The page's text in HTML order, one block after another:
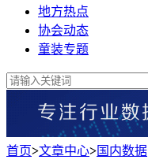
地方热点
协会动态
童装专题
首页>文章中心>国内数据